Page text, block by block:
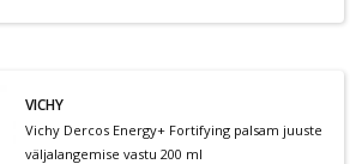
VICHY
Vichy Dercos Energy+ Fortifying palsam juuste
väljalangemise vastu 200 ml